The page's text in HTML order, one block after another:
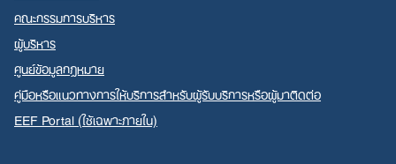
คณะกรรมการบริหาร
ผู้บริหาร
ศูนย์ข้อมูลกฎหมาย
คู่มือหรือแนวทางการให้บริการสำหรับผู้รับบริการหรือผู้มาติดต่อ
EEF Portal (ใช้เฉพาะภายใน)